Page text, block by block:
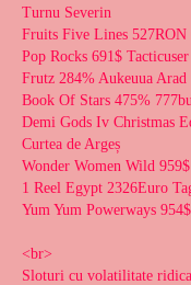
Turnu Severin
Fruits Five Lines 527RON
Pop Rocks 691$
Frutz 284% Aukeuua Arad
Book Of Stars 475%
Demi Gods Iv Christmas
Curtea de Argeș
Wonder Women Wild
1 Reel Egypt 2326Euro
Yum Yum Powerways
<br>
Sloturi cu volatilitate